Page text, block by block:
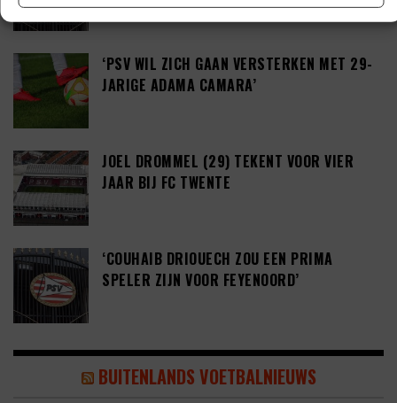
‘PSV WIL ZICH GAAN VERSTERKEN MET 29-
JARIGE ADAMA CAMARA’
JOEL DROMMEL (29) TEKENT VOOR VIER
JAAR BIJ FC TWENTE
‘COUHAIB DRIOUECH ZOU EEN PRIMA
SPELER ZIJN VOOR FEYENOORD’
BUITENLANDS VOETBALNIEUWS